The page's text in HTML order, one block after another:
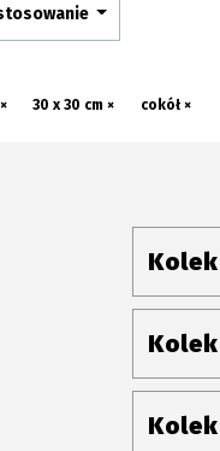
30 x 30 cm × cokół ×